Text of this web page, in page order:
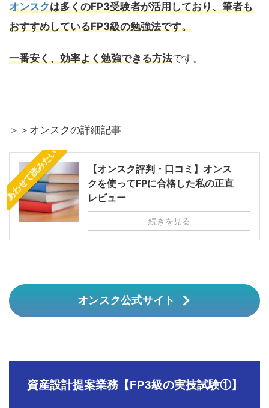
オンスクは多くのFP3受験者が活用しており、筆者も
おすすめしているFP3級の勉強法です。
一番安く、効率よく勉強できる方法です。
＞＞オンスクの詳細記事
あわせて読みたい
【オンスク評判・口コミ】オンス
クを使ってFPに合格した私の正直
レビュー
続きを見る
オンスク公式サイト
資産設計提案業務【FP3級の実技試験①】